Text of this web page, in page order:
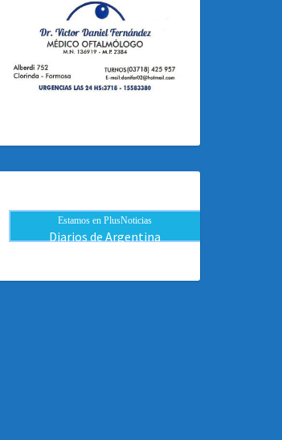
Estamos en PlusNoticias
Diarios de Argentina